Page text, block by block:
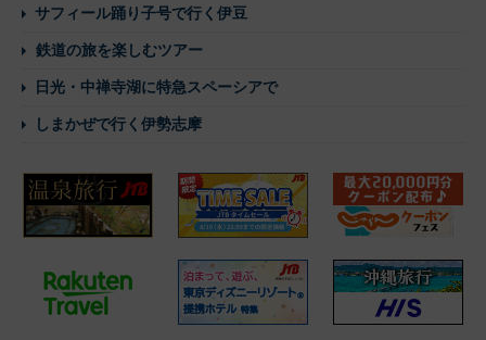
サフィール踊り子号で行く伊豆
鉄道の旅を楽しむツアー
日光・中禅寺湖に特急スペーシアで
しまかぜで行く伊勢志摩